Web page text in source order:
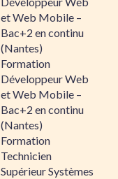
et Web Mobile –
Bac+2 en continu
(Nantes)
Formation
Développeur Web
et Web Mobile –
Bac+2 en continu
(Nantes)
Formation
Technicien
Supérieur Systèmes